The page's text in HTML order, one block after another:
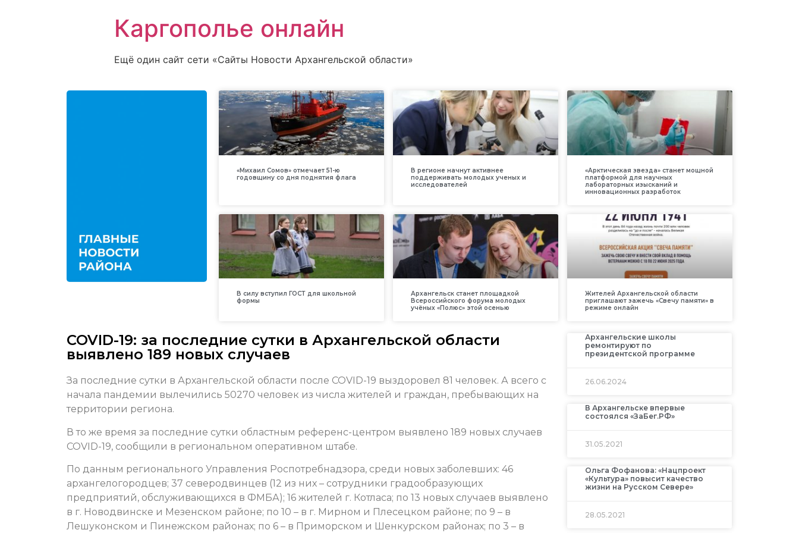
Каргополье онлайн
Ещё один сайт сети «Сайты Новости Архангельской области»
«Михаил Сомов» отмечает 51-ю
годовщину со дня поднятия флага
В регионе начнут активнее
поддерживать молодых ученых и
исследователей
«Арктическая звезда» станет мощной
платформой для научных
лабораторных изысканий и
инновационных разработок
В силу вступил ГОСТ для школьной
формы
Архангельск станет площадкой
Всероссийского форума молодых
учёных «Полюс» этой осенью
Жителей Архангельской области
приглашают зажечь «Свечу памяти» в
режиме онлайн
COVID-19: за последние сутки в Архангельской области
выявлено 189 новых случаев
За последние сутки в Архангельской области после COVID-19 выздоровел 81 человек. А всего с
начала пандемии вылечились 50270 человек из числа жителей и граждан, пребывающих на
территории региона.
В то же время за последние сутки областным референс-центром выявлено 189 новых случаев
COVID-19, сообщили в региональном оперативном штабе.
По данным регионального Управления Роспотребнадзора, среди новых заболевших: 46
архангелогородцев; 37 северодвинцев (12 из них – сотрудники градообразующих
предприятий, обслуживающихся в ФМБА); 16 жителей г. Котласа; по 13 новых случаев выявлено
в г. Новодвинске и Мезенском районе; по 10 – в г. Мирном и Плесецком районе; по 9 – в
Лешуконском и Пинежском районах; по 6 – в Приморском и Шенкурском районах; по 3 – в
Архангельские школы
ремонтируют по
президентской программе
26.06.2024
В Архангельске впервые
состоялся «ЗаБег.РФ»
31.05.2021
Ольга Фофанова: «Нацпроект
«Культура» повысит качество
жизни на Русском Севере»
28.05.2021